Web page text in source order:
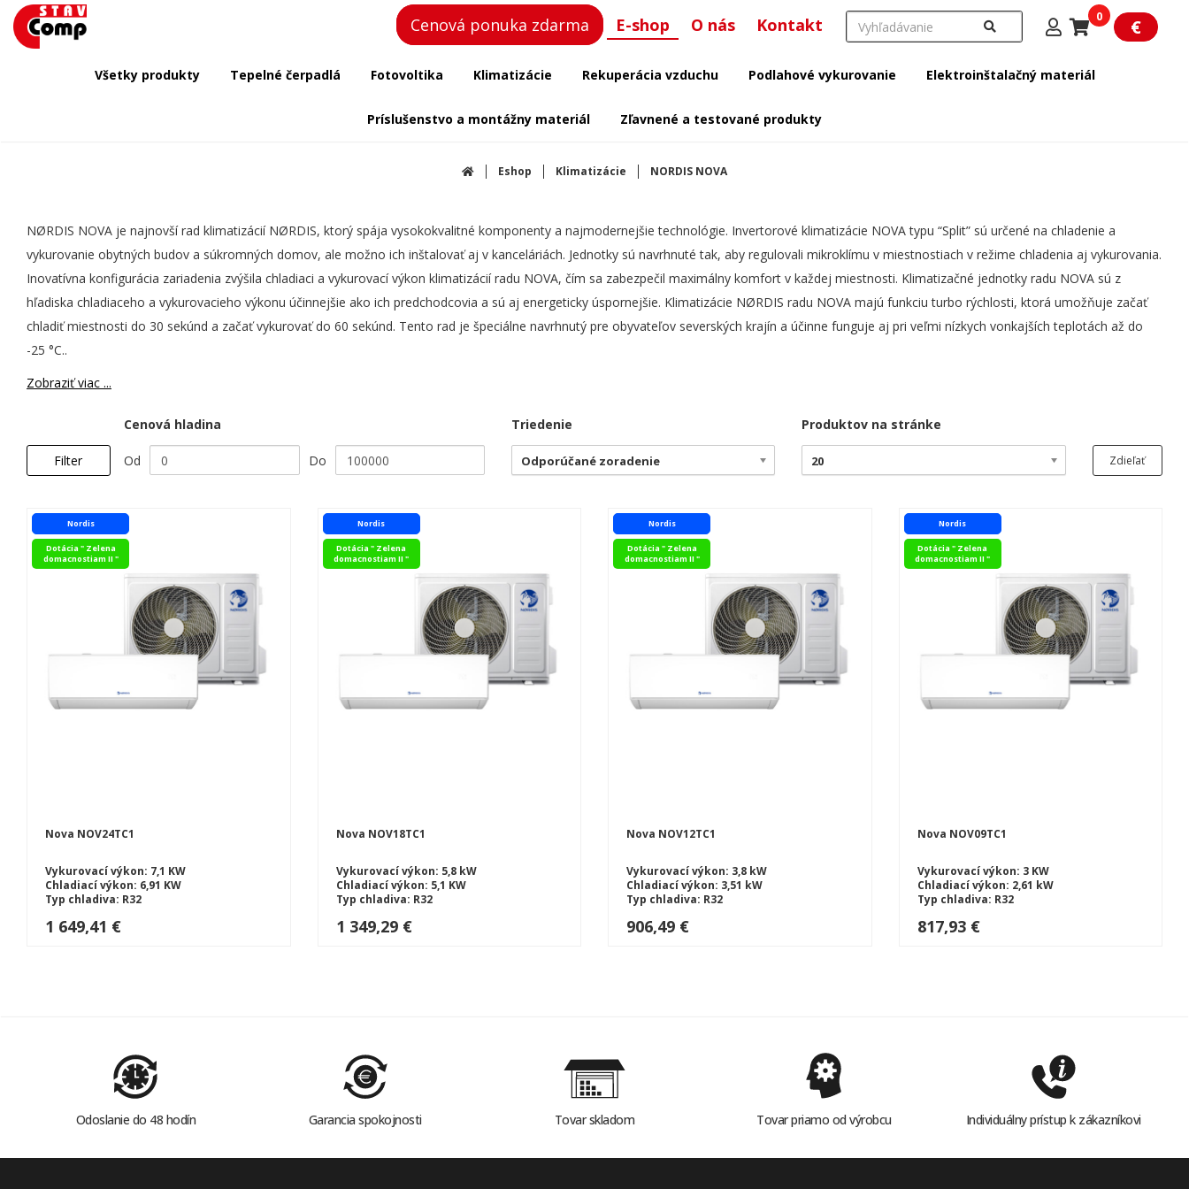
Cenová ponuka zdarma E-shop O nás Kontakt 0 €
Všetky produkty Tepelné čerpadlá Fotovoltika Klimatizácie Rekuperácia vzduchu Podlahové vykurovanie Elektroinštalačný materiál
Príslušenstvo a montážny materiál Zľavnené a testované produkty
Eshop Klimatizácie NORDIS NOVA
NØRDIS NOVA je najnovší rad klimatizácií NØRDIS, ktorý spája vysokokvalitné komponenty a najmodernejšie technológie. Invertorové klimatizácie NOVA typu “Split” sú určené na chladenie a
vykurovanie obytných budov a súkromných domov, ale možno ich inštalovať aj v kanceláriách. Jednotky sú navrhnuté tak, aby regulovali mikroklímu v miestnostiach v režime chladenia aj vykurovania.
Inovatívna konfigurácia zariadenia zvýšila chladiaci a vykurovací výkon klimatizácií radu NOVA, čím sa zabezpečil maximálny komfort v každej miestnosti. Klimatizačné jednotky radu NOVA sú z
hľadiska chladiaceho a vykurovacieho výkonu účinnejšie ako ich predchodcovia a sú aj energeticky úspornejšie. Klimatizácie NØRDIS radu NOVA majú funkciu turbo rýchlosti, ktorá umožňuje začať
chladiť miestnosti do 30 sekúnd a začať vykurovať do 60 sekúnd. Tento rad je špeciálne navrhnutý pre obyvateľov severských krajín a účinne funguje aj pri veľmi nízkych vonkajších teplotách až do
-25 °C..
Zobraziť viac ...
Filter
Cenová hladina
Od Do
Triedenie
Odporúčané zoradenie
Produktov na stránke
20 Zdieľať
Nordis
Dotácia " Zelena
domacnostiam II "
Nova NOV24TC1
Vykurovací výkon: 7,1 KW
Chladiací výkon: 6,91 KW
Typ chladiva: R32
1 649,41 €
Nordis
Dotácia " Zelena
domacnostiam II "
Nova NOV18TC1
Vykurovací výkon: 5,8 kW
Chladiací výkon: 5,1 KW
Typ chladiva: R32
1 349,29 €
Nordis
Dotácia " Zelena
domacnostiam II "
Nova NOV12TC1
Vykurovací výkon: 3,8 kW
Chladiací výkon: 3,51 kW
Typ chladiva: R32
906,49 €
Nordis
Dotácia " Zelena
domacnostiam II "
Nova NOV09TC1
Vykurovací výkon: 3 KW
Chladiací výkon: 2,61 kW
Typ chladiva: R32
817,93 €
Odoslanie do 48 hodín Garancia spokojnosti Tovar skladom Tovar priamo od výrobcu Individuálny prístup k zákazníkovi